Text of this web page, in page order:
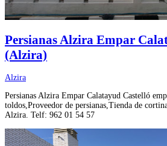
Persianas Alzira Empar
(Alzira)
Alzira
Persianas Alzira Empar Calatayud Castelló
toldos,Proveedor de persianas,Tienda de
Alzira. Telf: 962 01 54 57